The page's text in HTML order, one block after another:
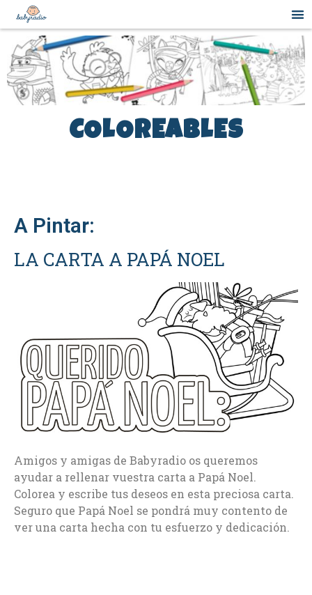
COLOREABLES
A Pintar:
LA CARTA A PAPÁ NOEL
Amigos y amigas de Babyradio os queremos
ayudar a rellenar vuestra carta a Papá Noel.
Colorea y escribe tus deseos en esta preciosa carta.
Seguro que Papá Noel se pondrá muy contento de
ver una carta hecha con tu esfuerzo y dedicación.